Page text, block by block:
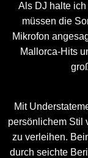
Als DJ halte
müssen die
Mikrofon
Mallorca-Hits
Mit
persönlichem Stil
zu verleihen.
durch seichte